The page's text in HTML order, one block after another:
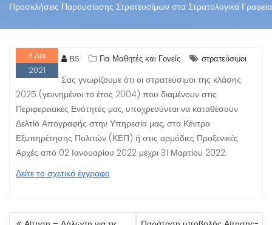
Προσκλήσεις Παρουσίασης Στρατευσίμων στα Στρατολογικά Γραφεία
8 Δεκ
2021
BS Για Μαθητές και Γονείς στρατεύσιμοι
Σας γνωρίζουμε ότι οι στρατεύσιμοι της κλάσης
2025 (γεννημένοι το έτος 2004) που διαμένουν στις
Περιφερειακές Ενότητές μας, υποχρεούνται να καταθέσουν
Δελτίο Απογραφής στην Υπηρεσία μας, στα Κέντρα
Εξυπηρέτησης Πολιτών (ΚΕΠ) ή στις αρμόδιες Προξενικές
Αρχές από 02 Ιανουαρίου 2022 μέχρι 31 Μαρτίου 2022.
Δείτε το σχετικό έγγραφο
ΠΛΟΉΓΗΣΗ